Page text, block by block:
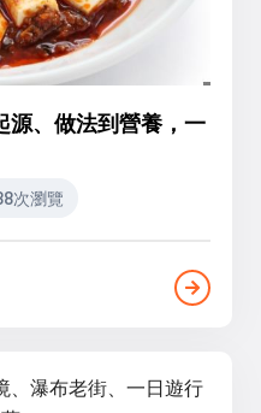
源、做法到營養，一
次瀏覽